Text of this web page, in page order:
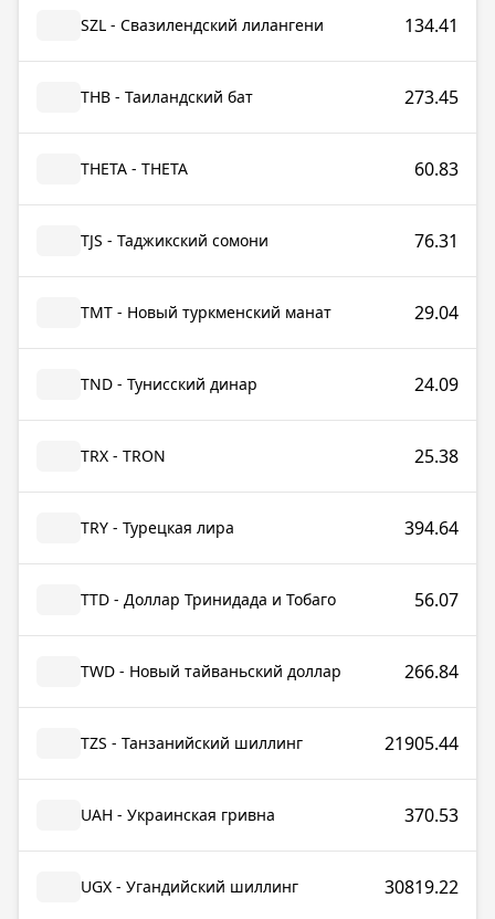
SZL - Свазилендский лилангени 134.41
THB - Таиландский бат 273.45
THETA - THETA 60.83
TJS - Таджикский сомони 76.31
TMT - Новый туркменский манат 29.04
TND - Тунисский динар 24.09
TRX - TRON 25.38
TRY - Турецкая лира 394.64
TTD - Доллар Тринидада и Тобаго 56.07
TWD - Новый тайваньский доллар 266.84
TZS - Танзанийский шиллинг 21905.44
UAH - Украинская гривна 370.53
UGX - Угандийский шиллинг 30819.22